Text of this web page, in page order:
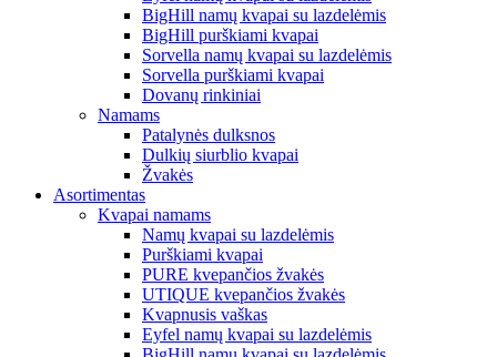
BigHill namų kvapai su lazdelėmis
BigHill purškiami kvapai
Sorvella namų kvapai su lazdelėmis
Sorvella purškiami kvapai
Dovanų rinkiniai
Namams
Patalynės dulksnos
Dulkių siurblio kvapai
Žvakės
Asortimentas
Kvapai namams
Namų kvapai su lazdelėmis
Purškiami kvapai
PURE kvepančios žvakės
UTIQUE kvepančios žvakės
Kvapnusis vaškas
Eyfel namų kvapai su lazdelėmis